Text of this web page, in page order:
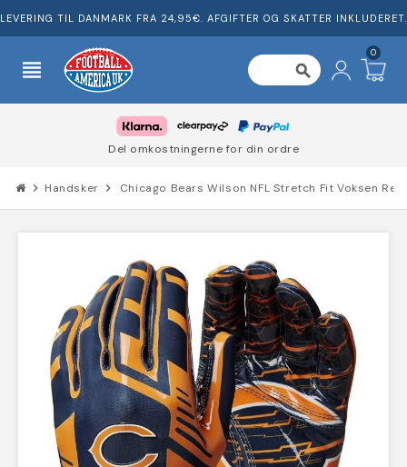
LEVERING TIL DANMARK FRA 24,95€. AFGIFTER OG SKATTER INKLUDERET.
view_headline search
0
Del omkostningerne for din ordre
chevron_right Handsker chevron_right Chicago Bears Wilson NFL Stretch Fit Voksen